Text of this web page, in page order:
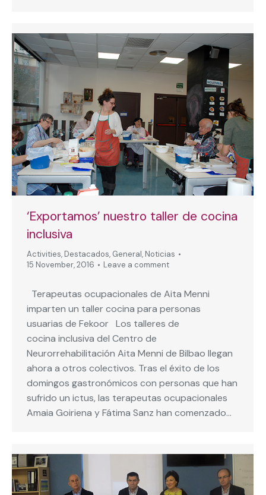
‘Exportamos’ nuestro taller de cocina
inclusiva
Activities, Destacados, General, Noticias
15 November, 2016
Leave a comment
Terapeutas ocupacionales de Aita Menni
imparten un taller cocina para personas
usuarias de Fekoor Los talleres de
cocina inclusiva del Centro de
Neurorrehabilitación Aita Menni de Bilbao llegan
ahora a otros colectivos. Tras el éxito de los
domingos gastronómicos con personas que han
sufrido un ictus, las terapeutas ocupacionales
Amaia Goiriena y Fátima Sanz han comenzado…